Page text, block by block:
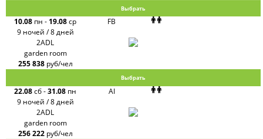
Выбрать
10.08 пн - 19.08ср
9 ночей / 8 дней
FB
2ADL
garden room
255 838 руб/чел
Выбрать
22.08сб-31.08 пн
9 ночей / 8 дней
AI
2ADL
garden room
256 222 руб/чел